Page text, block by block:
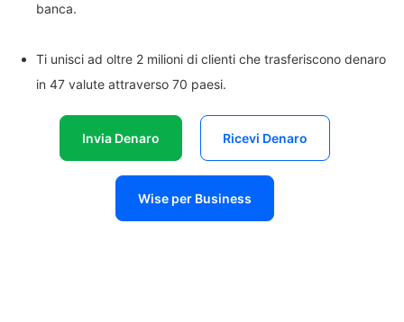
banca.
Ti unisci ad oltre 2 milioni di clienti che trasferiscono denaro
in 47 valute attraverso 70 paesi.
Invia Denaro Ricevi Denaro
Wise per Business